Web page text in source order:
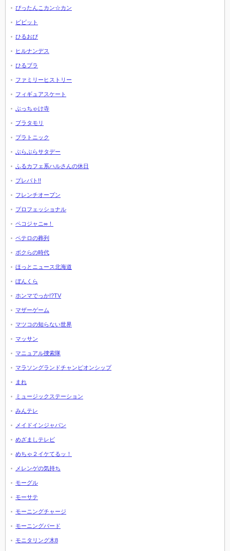
ぴったんこカン☆カン
ビビット
ひるおび
ヒルナンデス
ひるブラ
ファミリーヒストリー
フィギュアスケート
ぶっちゃけ寺
ブラタモリ
プラトニック
ぶらぶらサタデー
ふるカフェ系ハルさんの休日
プレバト!!
フレンチオープン
プロフェッショナル
ペコジャニ∞！
ペテロの葬列
ボクらの時代
ほっとニュース北海道
ぼんくら
ホンマでっか!?TV
マザーゲーム
マツコの知らない世界
マッサン
マニュアル捜索隊
マラソングランドチャンピオンシップ
まれ
ミュージックステーション
みんテレ
メイドインジャパン
めざましテレビ
めちゃ２イケてるッ！
メレンゲの気持ち
モーグル
モーサテ
モーニングチャージ
モーニングバード
モニタリング木8